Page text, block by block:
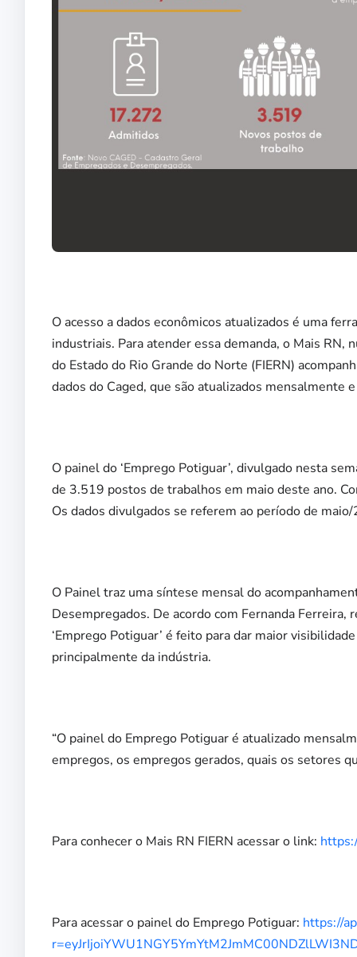
O acesso a dados econômicos atualizados é uma
industriais. Para atender essa demanda, o Mais
do Estado do Rio Grande do Norte (FIERN)
dados do Caged, que são atualizados mensalmente
O painel do ‘Emprego Potiguar’, divulgado nesta
de 3.519 postos de trabalhos em maio deste ano.
Os dados divulgados se referem ao período de
O Painel traz uma síntese mensal do
Desempregados. De acordo com Fernanda
‘Emprego Potiguar’ é feito para dar maior
principalmente da indústria.
“O painel do Emprego Potiguar é atualizado
empregos, os empregos gerados, quais os setores
Para conhecer o Mais RN FIERN acessar o link:
Para acessar o painel do Emprego Potiguar: https://